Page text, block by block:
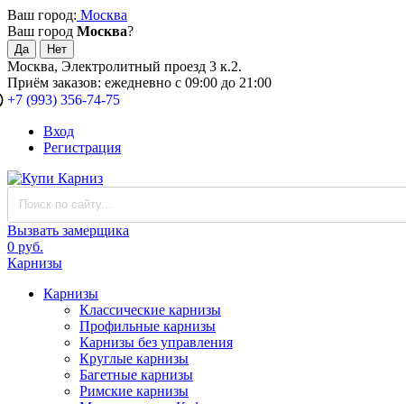
Ваш город: Москва
Ваш город Москва?
Москва, Электролитный проезд 3 к.2.
Приём заказов: ежедневно с 09:00 до 21:00
+7 (993) 356-74-75
Вход
Регистрация
Вызвать замерщика
0 руб.
Карнизы
Карнизы
Классические карнизы
Профильные карнизы
Карнизы без управления
Круглые карнизы
Багетные карнизы
Римские карнизы